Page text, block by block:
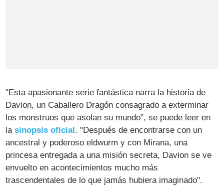
"Esta apasionante serie fantástica narra la historia de
Davion, un Caballero Dragón consagrado a exterminar
los monstruos que asolan su mundo", se puede leer en
lasinopsis oficial. "Después de encontrarse con un
ancestral y poderoso eldwurm y con Mirana, una
princesa entregada a una misión secreta, Davion se ve
envuelto en acontecimientos mucho más
trascendentales de lo que jamás hubiera imaginado".